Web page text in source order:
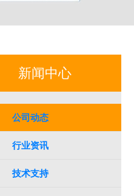
新闻中心
公司动态
行业资讯
技术支持